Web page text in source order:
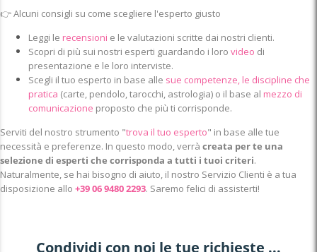
👉Alcuni consigli su come scegliere l'esperto giusto
Leggi le recensioni e le valutazioni scritte dai nostri clienti.
Scopri di più sui nostri esperti guardando i loro video di
presentazione e le loro interviste.
Scegli il tuo esperto in base alle sue competenze, le discipline che
pratica (carte, pendolo, tarocchi, astrologia) o il base al mezzo di
comunicazione proposto che più ti corrisponde.
Serviti del nostro strumento "trova il tuo esperto" in base alle tue
necessità e preferenze. In questo modo, verrà creata per te una
selezione di esperti che corrisponda a tutti i tuoi criteri.
Naturalmente, se hai bisogno di aiuto, il nostro Servizio Clienti è a tua
disposizione allo +39 06 9480 2293. Saremo felici di assisterti!
Condividi con noi le tue richieste ...